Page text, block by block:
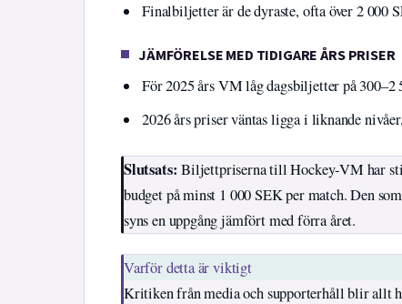
Finalbiljetter är de dyraste, ofta över 2 000
JÄMFÖRELSE MED TIDIGARE ÅRS PRISER
För 2025 års VM låg dagsbiljetter på
2026 års priser väntas ligga i liknande
Slutsats: Biljettpriserna till Hockey-VM har
budget på minst 1 000 SEK per match. Den
syns en uppgång jämfört med förra året.
Varför detta är viktigt
Kritiken från media och supporterhåll blir allt